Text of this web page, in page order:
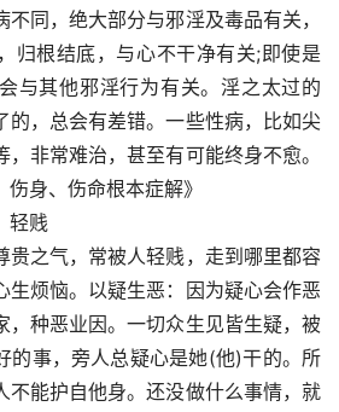
同，绝大部分与邪淫及毒品有关，
归根结底，与心不干净有关;即使是
与其他邪淫行为有关。淫之太过的
的，总会有差错。一些性病，比如尖
非常难治，甚至有可能终身不愈。
身、伤命根本症解》
贱
之气，常被人轻贱，走到哪里都容
生烦恼。以疑生恶：因为疑心会作恶
，种恶业因。一切众生见皆生疑，被
的事，旁人总疑心是她(他)干的。所
不能护自他身。还没做什么事情，就